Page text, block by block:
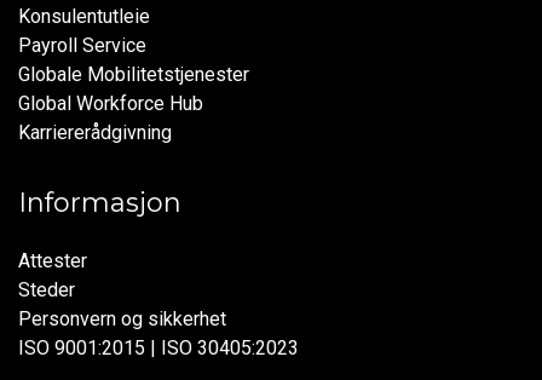
Konsulentutleie
Payroll Service
Globale Mobilitetstjenester
Global Workforce Hub
Karriererådgivning
Informasjon
Attester
Steder
Personvern og sikkerhet
ISO 9001:2015 | ISO 30405:2023